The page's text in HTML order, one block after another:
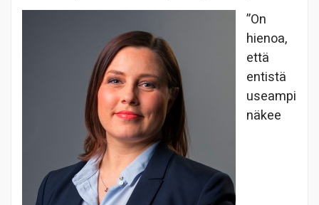
”On
hienoa,
että
entistä
useampi
näkee